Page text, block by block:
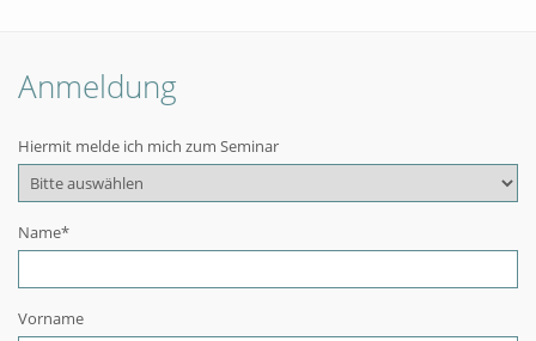
Anmeldung
Hiermit melde ich mich zum Seminar
Name*
Vorname